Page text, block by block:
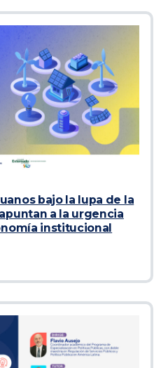
bajo la lupa de la
a la urgencia
institucional